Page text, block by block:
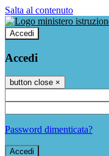
Salta al contenuto
Accedi
Accedi
button close ×
Password dimenticata?